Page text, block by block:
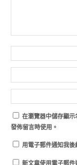
在瀏覽器中儲存顯示
發佈留言時使用。
用電子郵件通知我後
新文章使用電子郵件